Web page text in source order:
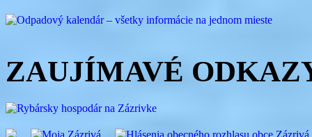
ZAUJÍMAVÉ